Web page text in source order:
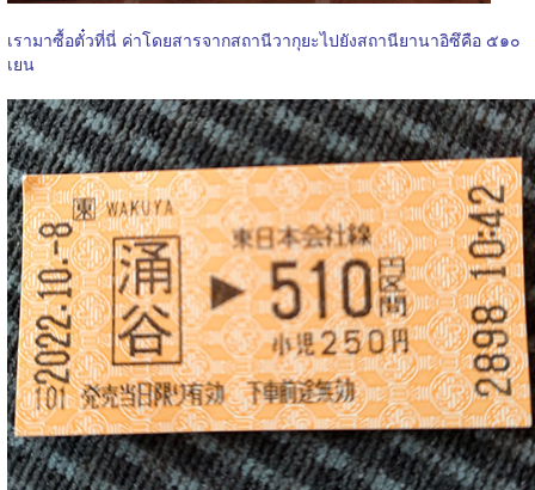
เรามาซื้อตั๋วที่นี่ ค่าโดยสารจากสถานีวากุยะไปยังสถานียานาอิซึคือ ๕๑๐
เยน